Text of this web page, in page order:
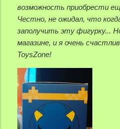
возможность приобрести
Честно, не ожидал, что
заполучить эту фигурку...
магазине, и я очень
ToysZone!